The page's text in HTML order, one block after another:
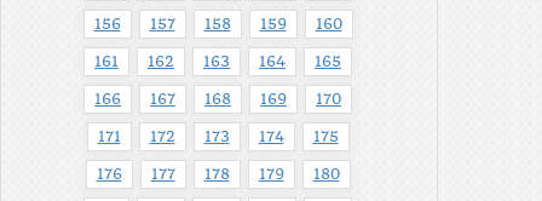
156 157 158 159 160
161 162 163 164 165
166 167 168 169 170
171 172 173 174 175
176 177 178 179 180